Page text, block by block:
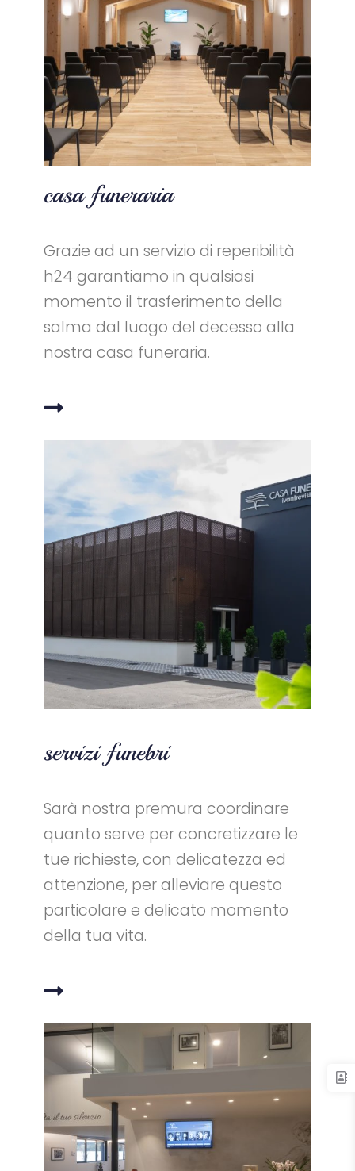
casa funeraria
Grazie ad un servizio di reperibilità
h24 garantiamo in qualsiasi
momento il trasferimento della
salma dal luogo del decesso alla
nostra casa funeraria.
servizi funebri
Sarà nostra premura coordinare
quanto serve per concretizzare le
tue richieste, con delicatezza ed
attenzione, per alleviare questo
particolare e delicato momento
della tua vita.